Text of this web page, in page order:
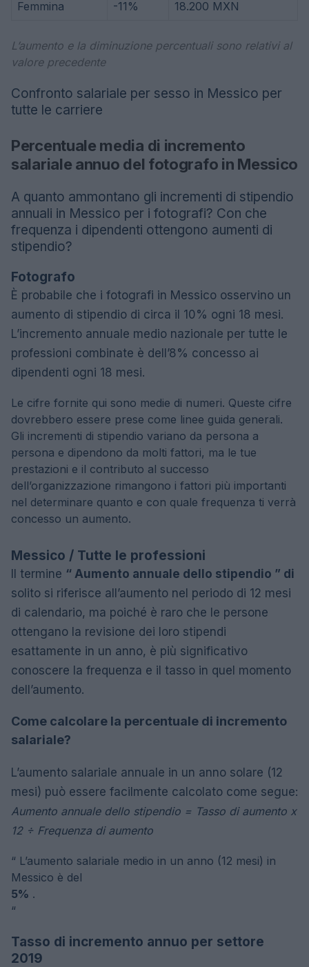
Femmina -11% 18.200 MXN
L’aumento e la diminuzione percentuali sono relativi al
valore precedente
Confronto salariale per sesso in Messico per
tutte le carriere
Percentuale media di incremento
salariale annuo del fotografo in Messico
A quanto ammontano gli incrementi di stipendio
annuali in Messico per i fotografi? Con che
frequenza i dipendenti ottengono aumenti di
stipendio?
Fotografo
È probabile che i fotografi in Messico osservino un
aumento di stipendio di circa il 10% ogni 18 mesi.
L’incremento annuale medio nazionale per tutte le
professioni combinate è dell’8% concesso ai
dipendenti ogni 18 mesi.
Le cifre fornite qui sono medie di numeri. Queste cifre
dovrebbero essere prese come linee guida generali.
Gli incrementi di stipendio variano da persona a
persona e dipendono da molti fattori, ma le tue
prestazioni e il contributo al successo
dell’organizzazione rimangono i fattori più importanti
nel determinare quanto e con quale frequenza ti verrà
concesso un aumento.
Messico / Tutte le professioni
Il termine “ Aumento annuale dello stipendio ” di
solito si riferisce all’aumento nel periodo di 12 mesi
di calendario, ma poiché è raro che le persone
ottengano la revisione dei loro stipendi
esattamente in un anno, è più significativo
conoscere la frequenza e il tasso in quel momento
dell’aumento.
Come calcolare la percentuale di incremento
salariale?
L’aumento salariale annuale in un anno solare (12
mesi) può essere facilmente calcolato come segue:
Aumento annuale dello stipendio = Tasso di aumento x
12 ÷ Frequenza di aumento
“ L’aumento salariale medio in un anno (12 mesi) in
Messico è del
5% .
“
Tasso di incremento annuo per settore
2019